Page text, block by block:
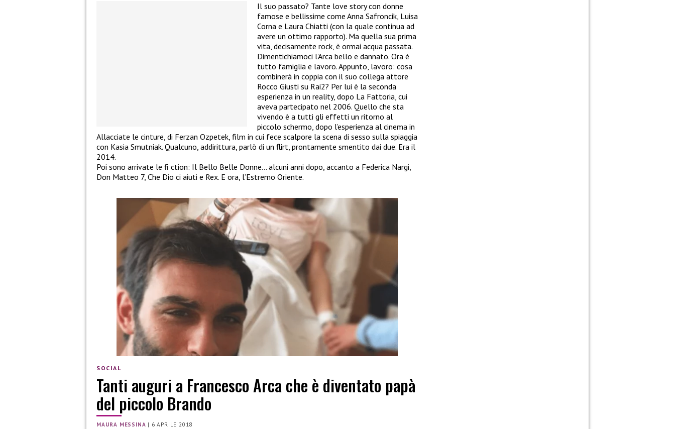
Il suo passato? Tante love story con donne
famose e bellissime come Anna Safroncik, Luisa
Corna e Laura Chiatti (con la quale continua ad
avere un ottimo rapporto). Ma quella sua prima
vita, decisamente rock, è ormai acqua passata.
Dimentichiamoci l’Arca bello e dannato. Ora è
tutto famiglia e lavoro. Appunto, lavoro: cosa
combinerà in coppia con il suo collega attore
Rocco Giusti su Rai2? Per lui è la seconda
esperienza in un reality, dopo La Fattoria, cui
aveva partecipato nel 2006. Quello che sta
vivendo è a tutti gli effetti un ritorno al
piccolo schermo, dopo l’esperienza al cinema in
Allacciate le cinture, di Ferzan Ozpetek, film in cui fece scalpore la scena di sesso sulla spiaggia
con Kasia Smutniak. Qualcuno, addirittura, parlò di un flirt, prontamente smentito dai due. Era il
2014.
Poi sono arrivate le fi ction: Il Bello Belle Donne… alcuni anni dopo, accanto a Federica Nargi,
Don Matteo 7, Che Dio ci aiuti e Rex. E ora, l’Estremo Oriente.
SOCIAL
Tanti auguri a Francesco Arca che è diventato papà
del piccolo Brando
MAURA MESSINA | 6 APRILE 2018